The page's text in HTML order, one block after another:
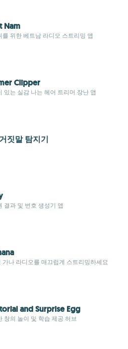
Nam
를 위한 베트남 라디오 스트리밍 앱
Clipper
있는 실감 나는 헤어 트리머 장난 앱
짓말 탐지기
결과 및 번호 생성기 앱
가나 라디오를 매끄럽게 스트리밍하세요
and Surprise Egg
창의 놀이 및 학습 제공 허브